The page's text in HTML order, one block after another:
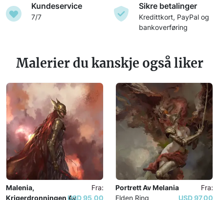
Kundeservice
7/7
Sikre betalinger
Kredittkort, PayPal og
bankoverføring
Malerier du kanskje også liker
Malenia,
Krigerdronningen Av
Fra:
USD 95,00
Portrett Av Melania
Elden Ring
Fra:
USD 97,00